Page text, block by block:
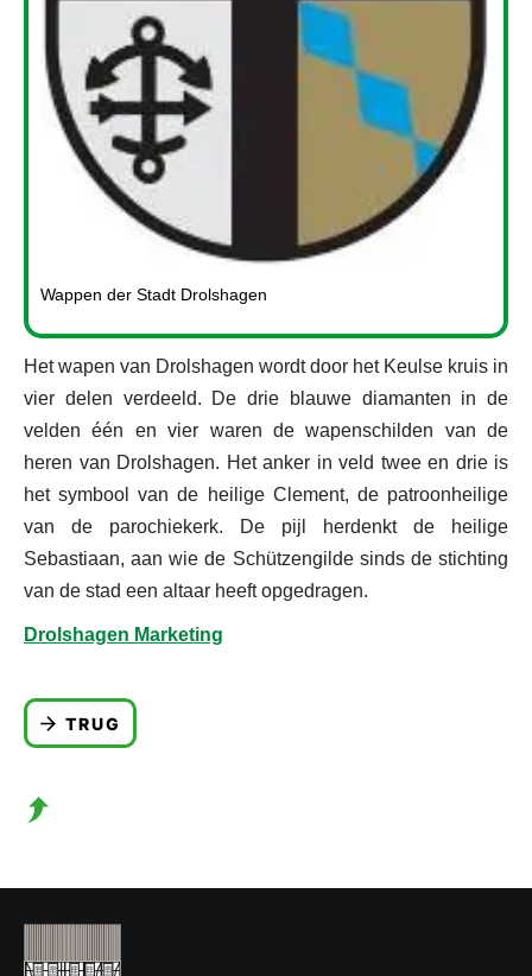
Wappen der Stadt Drolshagen
Het wapen van Drolshagen wordt door het Keulse kruis in
vier delen verdeeld. De drie blauwe diamanten in de
velden één en vier waren de wapenschilden van de
heren van Drolshagen. Het anker in veld twee en drie is
het symbool van de heilige Clement, de patroonheilige
van de parochiekerk. De pijl herdenkt de heilige
Sebastiaan, aan wie de Schützengilde sinds de stichting
van de stad een altaar heeft opgedragen.
Drolshagen Marketing
TRUG